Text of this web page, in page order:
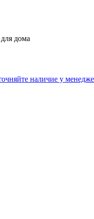
дома
наличие у